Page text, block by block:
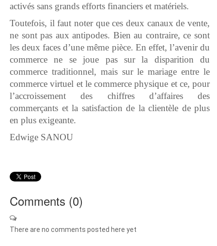
activés sans grands efforts financiers et matériels.
Toutefois, il faut noter que ces deux canaux de vente,
ne sont pas aux antipodes. Bien au contraire, ce sont
les deux faces d’une même pièce. En effet, l’avenir du
commerce ne se joue pas sur la disparition du
commerce traditionnel, mais sur le mariage entre le
commerce virtuel et le commerce physique et ce, pour
l’accroissement des chiffres d’affaires des
commerçants et la satisfaction de la clientèle de plus
en plus exigeante.
Edwige SANOU
Comments (0)
There are no comments posted here yet